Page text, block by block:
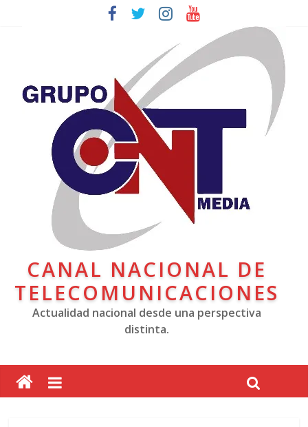
CANAL NACIONAL DE
TELECOMUNICACIONES
Actualidad nacional desde una perspectiva
distinta.